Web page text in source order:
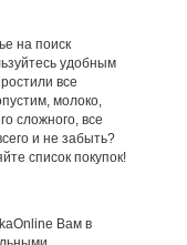
на поиск
удобным
все
молоко,
сложного, все
и не забыть?
список покупок!
Вам в